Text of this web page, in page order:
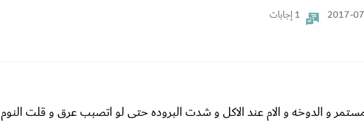
1 إجابات
و الدوخه و الام عند الاكل و شدت البروده حتى لو اتصبب عرق و قلت النوم